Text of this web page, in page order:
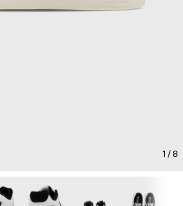
1 / 8